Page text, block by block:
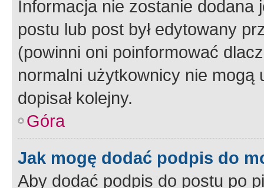
Informacja nie zostanie dodana
postu lub post był edytowany
(powinni oni poinformować
normalni użytkownicy nie
dopisał kolejny.
Góra
Jak mogę dodać podpis do
Aby dodać podpis do postu po